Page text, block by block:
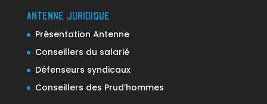
ANTENNE JURIDIQUE
Présentation Antenne
Conseillers du salarié
Défenseurs syndicaux
Conseillers des Prud’hommes